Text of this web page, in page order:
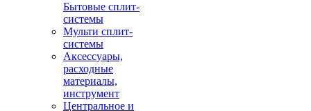
Бытовые сплит-
системы
Мульти сплит-
системы
Аксессуары,
расходные
материалы,
инструмент
Центральное и